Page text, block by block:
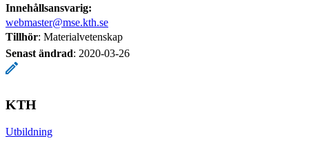
Innehållsansvarig:
webmaster@mse.kth.se
Tillhör: Materialvetenskap
Senast ändrad: 2020-03-26
KTH
Utbildning